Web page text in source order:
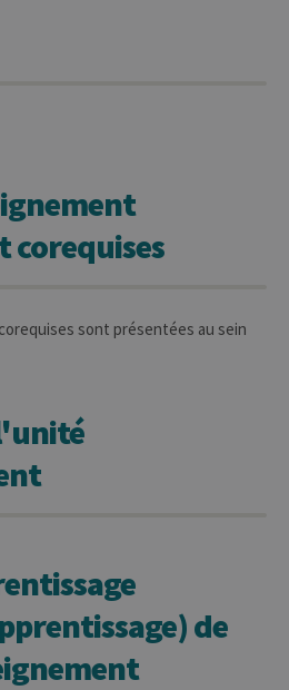
corequises
sont présentées au sein
de